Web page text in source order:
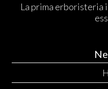
La prima erboristeria